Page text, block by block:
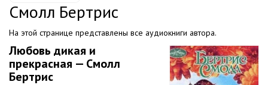
Смолл Бертрис
На этой странице представлены все аудиокниги автора.
Любовь дикая и
прекрасная — Смолл
Бертрис